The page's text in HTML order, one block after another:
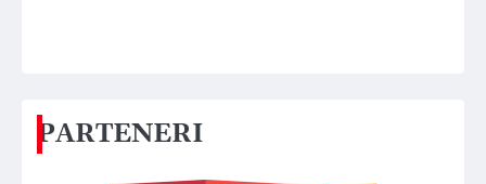
PARTENERI